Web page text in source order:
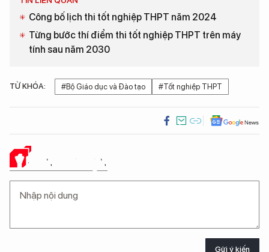
Công bố lịch thi tốt nghiệp THPT năm 2024
Từng bước thí điểm thi tốt nghiệp THPT trên máy
tính sau năm 2030
TỪ KHÓA: #Bộ Giáo dục và Đào tạo #Tốt nghiệp THPT
Ý KIẾN CỦA BẠN
Gửi ý kiến